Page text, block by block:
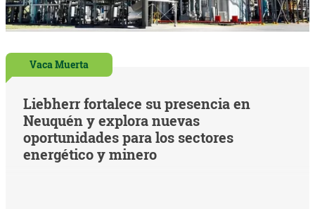
Vaca Muerta
Liebherr fortalece su presencia en
Neuquén y explora nuevas
oportunidades para los sectores
energético y minero